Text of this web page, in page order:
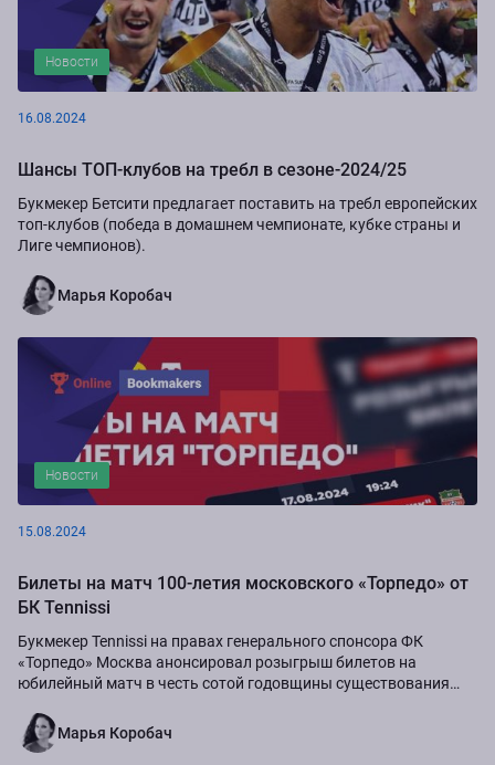
Новости
16.08.2024
Шансы ТОП-клубов на требл в сезоне-2024/25
Букмекер Бетсити предлагает поставить на требл европейских
топ-клубов (победа в домашнем чемпионате, кубке страны и
Лиге чемпионов).
Марья Коробач
Новости
15.08.2024
Билеты на матч 100-летия московского «Торпедо» от
БК Tennissi
Букмекер Tennissi на правах генерального спонсора ФК
«Торпедо» Москва анонсировал розыгрыш билетов на
юбилейный матч в честь сотой годовщины существования
Марья Коробач